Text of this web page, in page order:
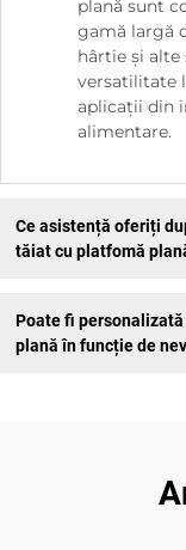
plană sunt
gamă largă
hârtie și alte
versatilitate
aplicații din
alimentare.
Ce asistență oferiți
tăiat cu platfomă
Poate fi
plană în funcție de